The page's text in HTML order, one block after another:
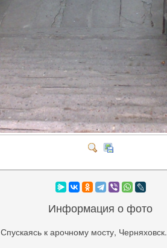
Информация о фото
Спускаясь к арочному мосту, Черняховск.